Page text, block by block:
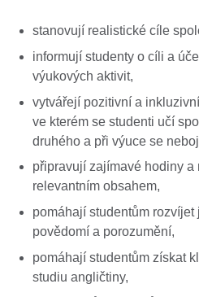
stanovují realistické cíle
informují studenty o cíli a
výukových aktivit,
vytvářejí pozitivní a
ve kterém se studenti učí
druhého a při výuce se
připravují zajímavé hodiny a
relevantním obsahem,
pomáhají studentům
povědomí a porozumění,
pomáhají studentům získat
studiu angličtiny,